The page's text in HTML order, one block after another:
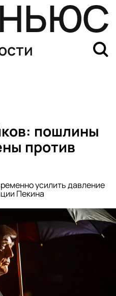
пошлины
против
усилить давление
Пекина
об аннексии